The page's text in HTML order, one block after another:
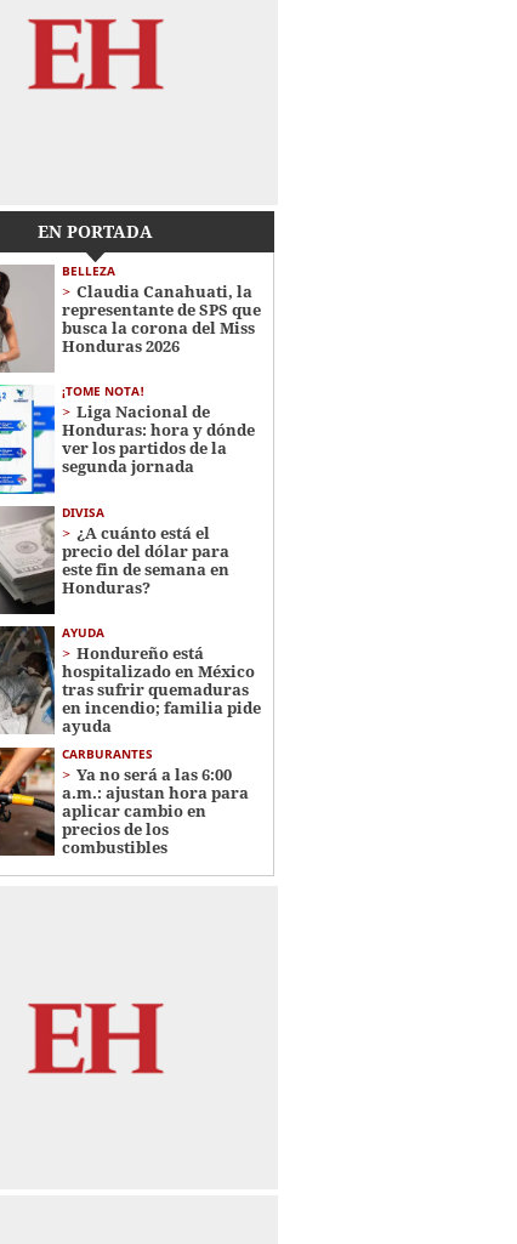
EN PORTADA
BELLEZA
Claudia Canahuati, la
representante de SPS que
busca la corona del Miss
Honduras 2026
¡TOME NOTA!
Liga Nacional de
Honduras: hora y dónde
ver los partidos de la
segunda jornada
DIVISA
¿A cuánto está el
precio del dólar para
este fin de semana en
Honduras?
AYUDA
Hondureño está
hospitalizado en México
tras sufrir quemaduras
en incendio; familia pide
ayuda
CARBURANTES
Ya no será a las 6:00
a.m.: ajustan hora para
aplicar cambio en
precios de los
combustibles